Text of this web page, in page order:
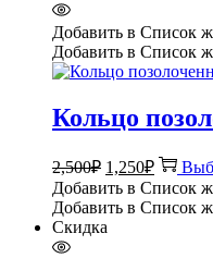
Добавить в Список
Добавить в Список
Кольцо
2,500₽
цена
составляла
2,500₽.
1,250₽
цена:
1,250₽.
Добавить в Список
Добавить в Список
Скидка